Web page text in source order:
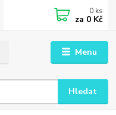
Menu
Hledat
0 ks
za 0 Kč